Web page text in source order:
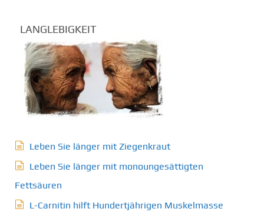
LANGLEBIGKEIT
Leben Sie länger mit Ziegenkraut
Leben Sie länger mit monoungesättigten
Fettsäuren
L-Carnitin hilft Hundertjährigen Muskelmasse